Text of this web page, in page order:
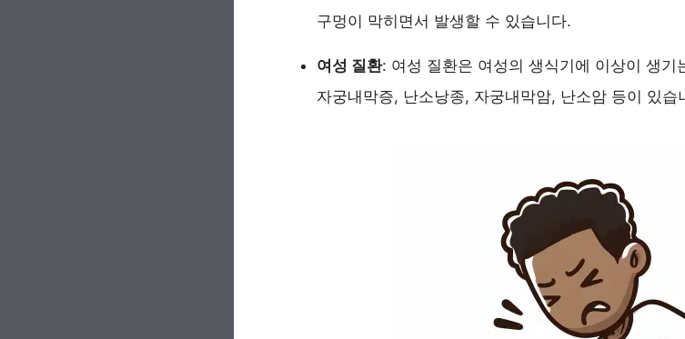
구멍이 막히면서 발생할 수 있습니다.
여성 질환: 여성 질환은 여성의 생식기에 이상이 생
자궁내막증, 난소낭종, 자궁내막암, 난소암 등이 있습